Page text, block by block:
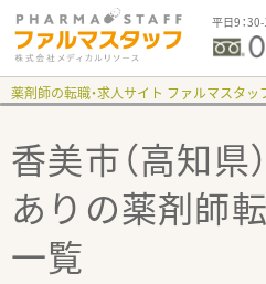
平日9：
薬剤師の転職・求人サイト ファルマスタッ
香美市（高知県
あり の薬剤師
一覧